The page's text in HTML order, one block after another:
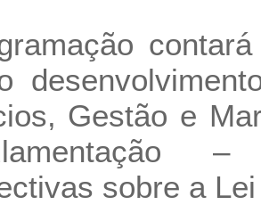
Gestão e
sobre a